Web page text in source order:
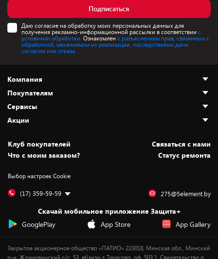
Подписаться
Даю согласие на обработку моих персональных данных для
получения рекламно-информационной рассылки в соответствии с
условиями обработки. Ознакомлен с разъяснением прав, связанных с
обработкой, механизмом их реализации, последствиями дачи
согласия или отказа.
Компания
О нас
Адреса магазинов
Новости
Статьи и обзоры
Вакансии
Дай пять добру!
Покупателям
Как сделать заказ
Оплата и доставка
Безналичный расчёт
Обмен и возврат товара
Обработка персональных данных
Подарочные карты
Сервисы
Установка техники
Для игровых консолей
Для мобильных устройств
Для компьютеров
Сервисные центры
Акции
Скидки и промокоды
Белорусские товары
Бонусы
Оплата частями
Уценка
Клуб покупателей
Cвязаться с нами
Что с моим заказом?
Статус ремонта
Выбор настроек Cookie
(17) 359-59-59 275@5element.by
Скачай мобильное приложение Защита+
GooglePlay
App Store App Gallery
Закрытое акционерное общество «ПАТИО» 223018, Минская обл., Минский
р-н, Ждановичский с/с, 53, вблизи д.Тарасово, оф. 503.1. Свидетельство о